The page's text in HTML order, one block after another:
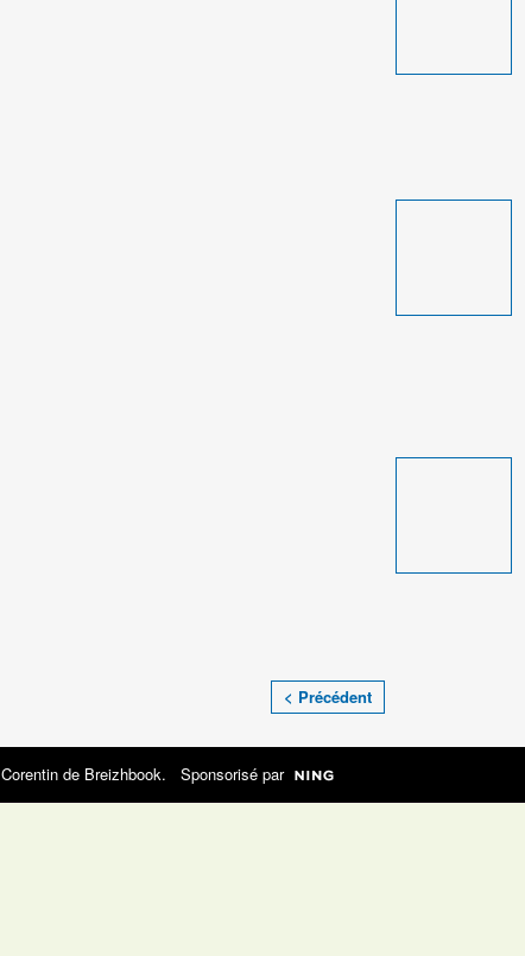
< Précédent
Corentin de Breizhbook. Sponsorisé par